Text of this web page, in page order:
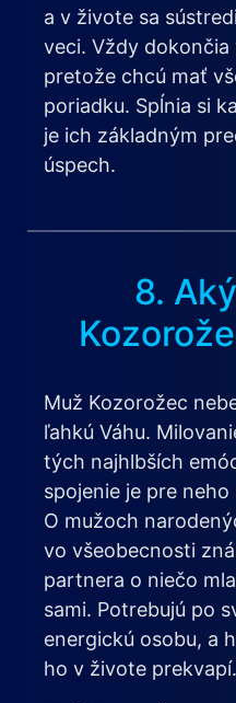
a v živote sa
veci. Vždy
pretože chcú mať
poriadku. Spĺnia si
je ich základným
úspech.
8.
Muž Kozorožec
ľahkú Váhu.
tých najhlbších
spojenie je pre
O mužoch
vo všeobecnosti
partnera o niečo
sami. Potrebujú po
energickú osobu, a
ho v živote prekvapí.